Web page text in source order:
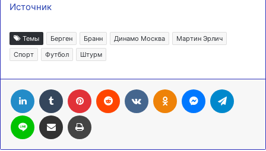
Источник
Темы Берген Бранн Динамо Москва
Мартин Эрлич
Спорт
Футбол Штурм
LinkedIn Tumblr Pinterest Reddit ВконтактеОдноклассники
Messenger
Line Поделиться через электронную почту Печатать